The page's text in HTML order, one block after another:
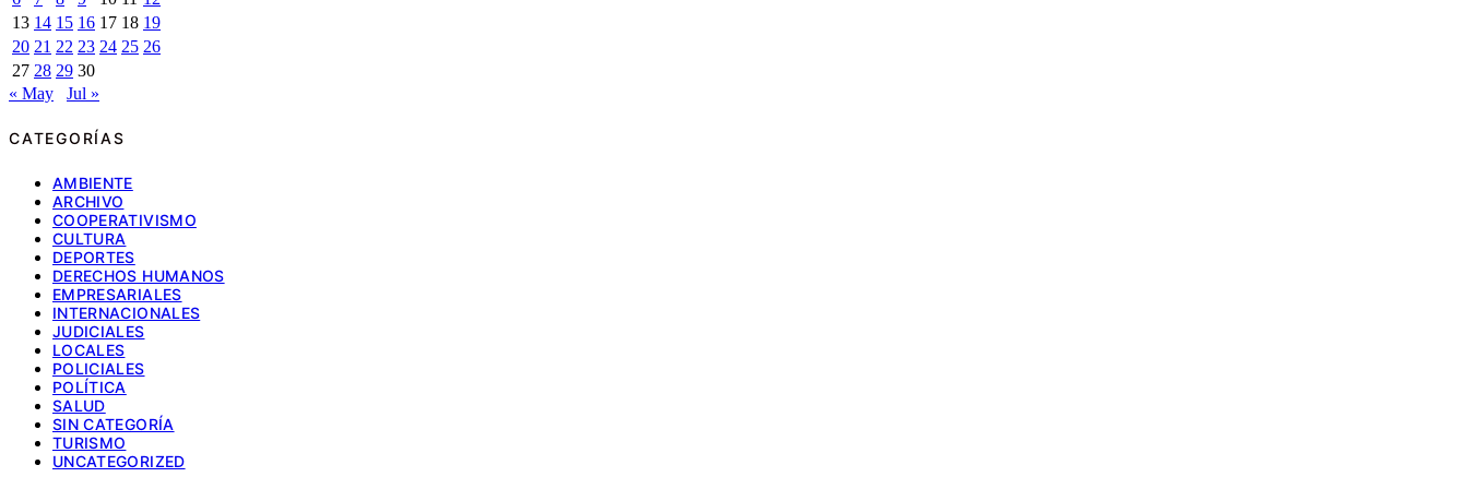
13 14 15 16 17 18 19
20 21 22 23 24 25 26
27 28 29 30
« May
Jul »
CATEGORÍAS
AMBIENTE
ARCHIVO
COOPERATIVISMO
CULTURA
DEPORTES
DERECHOS HUMANOS
EMPRESARIALES
INTERNACIONALES
JUDICIALES
LOCALES
POLICIALES
POLÍTICA
SALUD
SIN CATEGORÍA
TURISMO
UNCATEGORIZED